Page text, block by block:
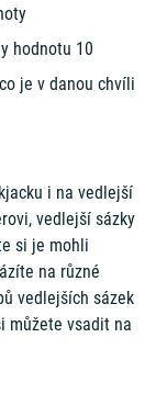
hodnotu 10
je v danou chvíli
i na vedlejší
vedlejší sázky
si je mohli
na různé
vedlejších sázek
můžete vsadit na